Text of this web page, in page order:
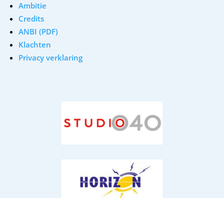
Ambitie
Credits
ANBI (PDF)
Klachten
Privacy verklaring